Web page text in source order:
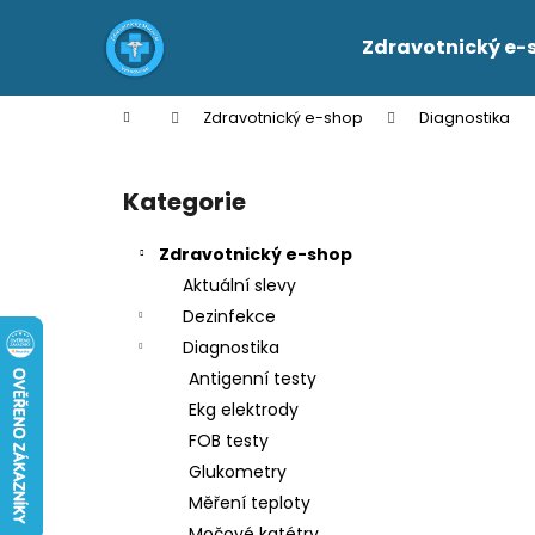
Zdravotnický e-
Domů Zdravotnický e-shop Diagnostika
Přeskočit
kategorie
Kategorie
Zdravotnický e-shop
Aktuální slevy
Dezinfekce
Diagnostika
Antigenní testy
Ekg elektrody
FOB testy
Glukometry
Měření teploty
í
Zpět
do
Zpět
do